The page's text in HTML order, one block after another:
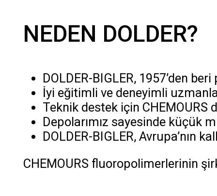
NEDEN DOLDER?
DOLDER-BIGLER, 1957’den
İyi eğitimli ve deneyimli
Teknik destek için CHEMOURS
Depolarımız sayesinde küçük
DOLDER-BIGLER, Avrupa’nın
CHEMOURS fluoropolimerlerinin